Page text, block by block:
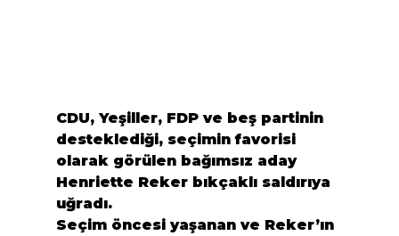
CDU, Yeşiller, FDP ve beş partinin
desteklediği, seçimin favorisi
olarak görülen bağımsız aday
Henriette Reker bıkçaklı saldırıya
uğradı.
Seçim öncesi yaşanan ve Reker’ın